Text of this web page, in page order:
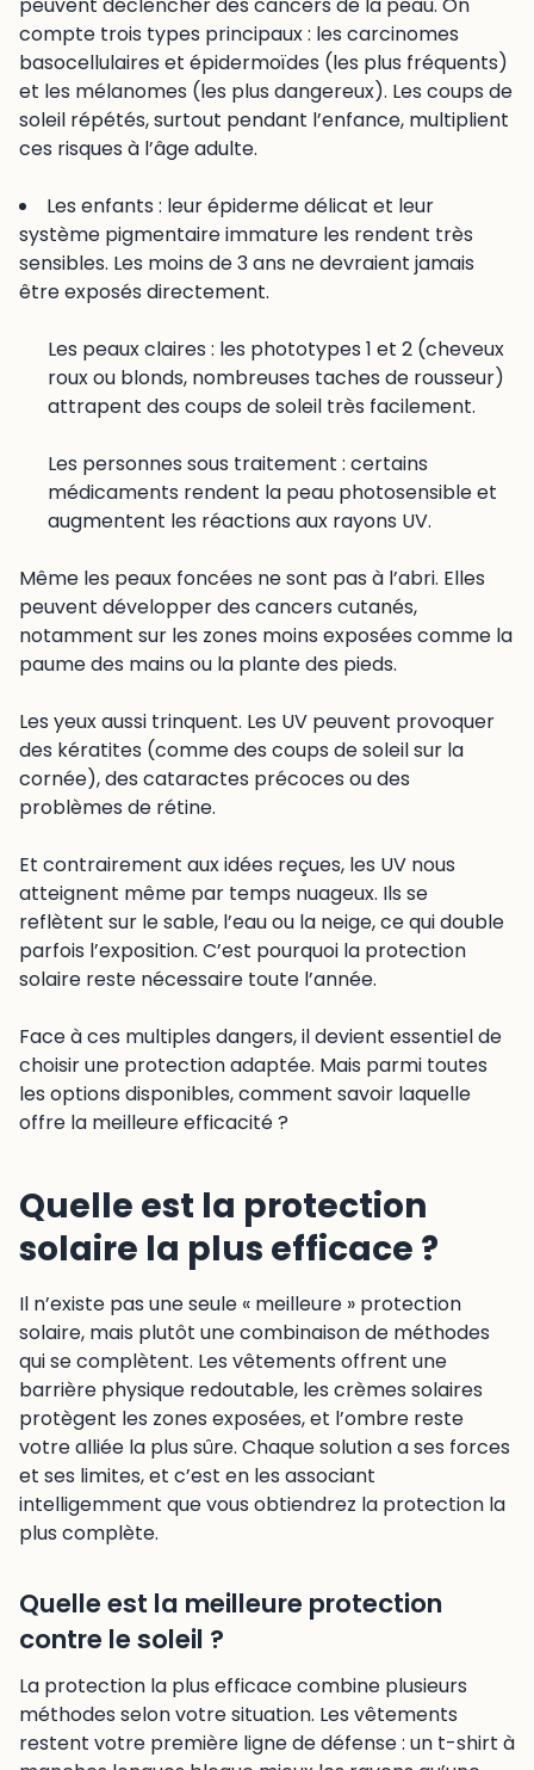
peuvent déclencher des cancers de la peau. On
compte trois types principaux : les carcinomes
basocellulaires et épidermoïdes (les plus fréquents)
et les mélanomes (les plus dangereux). Les coups de
soleil répétés, surtout pendant l’enfance, multiplient
ces risques à l’âge adulte.
Les enfants : leur épiderme délicat et leur
système pigmentaire immature les rendent très
sensibles. Les moins de 3 ans ne devraient jamais
être exposés directement.
Les peaux claires : les phototypes 1 et 2 (cheveux
roux ou blonds, nombreuses taches de rousseur)
attrapent des coups de soleil très facilement.
Les personnes sous traitement : certains
médicaments rendent la peau photosensible et
augmentent les réactions aux rayons UV.
Même les peaux foncées ne sont pas à l’abri. Elles
peuvent développer des cancers cutanés,
notamment sur les zones moins exposées comme la
paume des mains ou la plante des pieds.
Les yeux aussi trinquent. Les UV peuvent provoquer
des kératites (comme des coups de soleil sur la
cornée), des cataractes précoces ou des
problèmes de rétine.
Et contrairement aux idées reçues, les UV nous
atteignent même par temps nuageux. Ils se
reflètent sur le sable, l’eau ou la neige, ce qui double
parfois l’exposition. C’est pourquoi la protection
solaire reste nécessaire toute l’année.
Face à ces multiples dangers, il devient essentiel de
choisir une protection adaptée. Mais parmi toutes
les options disponibles, comment savoir laquelle
offre la meilleure efficacité ?
Quelle est la protection
solaire la plus efficace ?
Il n’existe pas une seule « meilleure » protection
solaire, mais plutôt une combinaison de méthodes
qui se complètent. Les vêtements offrent une
barrière physique redoutable, les crèmes solaires
protègent les zones exposées, et l’ombre reste
votre alliée la plus sûre. Chaque solution a ses forces
et ses limites, et c’est en les associant
intelligemment que vous obtiendrez la protection la
plus complète.
Quelle est la meilleure protection
contre le soleil ?
La protection la plus efficace combine plusieurs
méthodes selon votre situation. Les vêtements
restent votre première ligne de défense : un t-shirt à